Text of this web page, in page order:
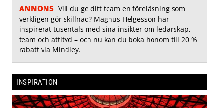
ANNONS Vill du ge ditt team en föreläsning som
verkligen gör skillnad? Magnus Helgesson har
inspirerat tusentals med sina insikter om ledarskap,
team och attityd – och nu kan du boka honom till 20 %
rabatt via Mindley.
INSPIRATION